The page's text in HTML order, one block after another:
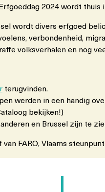
2024 wordt thuis
wordt divers erfgoed
verbondenheid,
volksverhalen en nog
terugvinden.
werden in een handig
bekijken!)
en Brussel zijn te
FARO, Vlaams